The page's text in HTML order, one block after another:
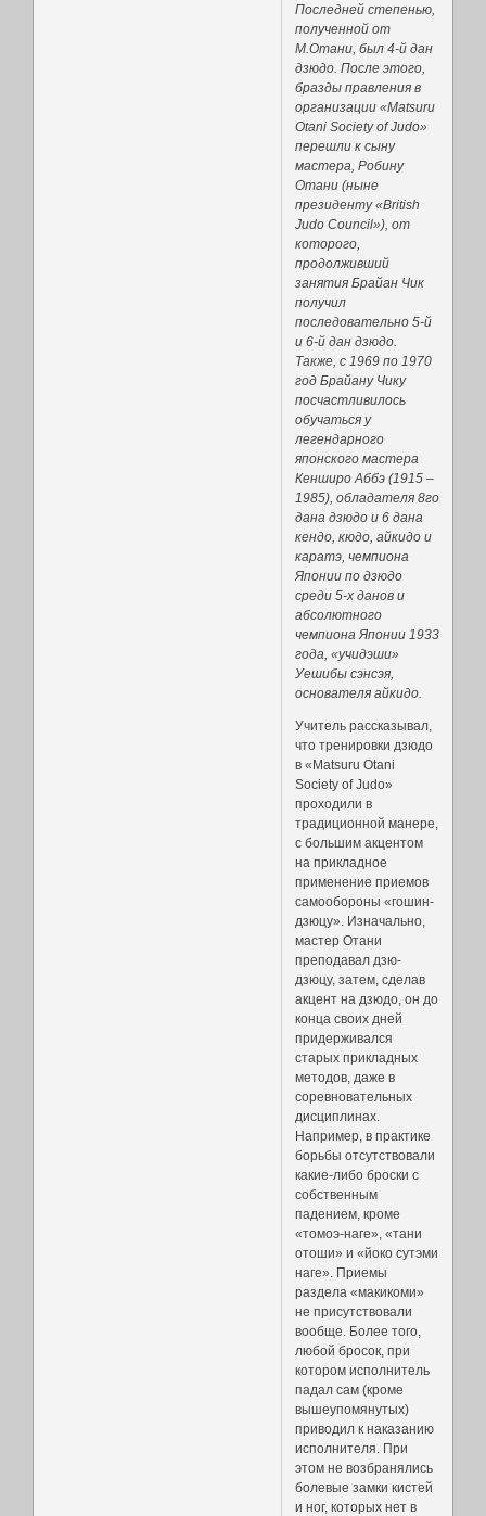
Последней степенью,
полученной от
М.Отани, был 4-й дан
дзюдо. После этого,
бразды правления в
организации «Matsuru
Otani Society of Judo»
перешли к сыну
мастера, Робину
Отани (ныне
президенту «British
Judo Council»), от
которого,
продолживший
занятия Брайан Чик
получил
последовательно 5-й
и 6-й дан дзюдо.
Также, с 1969 по 1970
год Брайану Чику
посчастливилось
обучаться у
легендарного
японского мастера
Кенширо Аббэ (1915 –
1985), обладателя 8го
дана дзюдо и 6 дана
кендо, кюдо, айкидо и
каратэ, чемпиона
Японии по дзюдо
среди 5-х данов и
абсолютного
чемпиона Японии 1933
года, «учидэши»
Уешибы сэнсэя,
основателя айкидо.
Учитель рассказывал,
что тренировки дзюдо
в «Matsuru Otani
Society of Judo»
проходили в
традиционной манере,
с большим акцентом
на прикладное
применение приемов
самообороны «гошин-
дзюцу». Изначально,
мастер Отани
преподавал дзю-
дзюцу, затем, сделав
акцент на дзюдо, он до
конца своих дней
придерживался
старых прикладных
методов, даже в
соревновательных
дисциплинах.
Например, в практике
борьбы отсутствовали
какие-либо броски с
собственным
падением, кроме
«томоэ-наге», «тани
отоши» и «йоко сутэми
наге». Приемы
раздела «макикоми»
не присутствовали
вообще. Более того,
любой бросок, при
котором исполнитель
падал сам (кроме
вышеупомянутых)
приводил к наказанию
исполнителя. При
этом не возбранялись
болевые замки кистей
и ног, которых нет в